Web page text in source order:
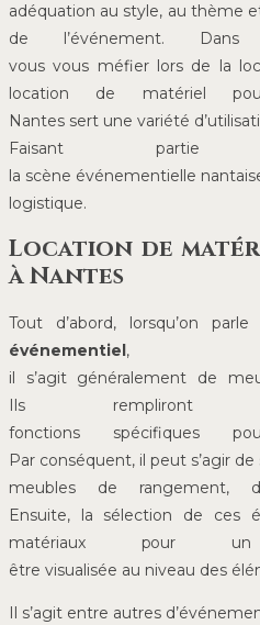
adéquation au style, au thème
de l’événement.
vous vous méfier lors de la
location de matériel
Nantes sert une variété
Faisant partie
la scène événementielle
logistique.
Location de
à Nantes
Tout d’abord, lorsqu’on
événementiel ,
il s’agit généralement de
Ils rempliront
fonctions spécifiques
Par conséquent, il peut s’agir
meubles de rangement,
Ensuite, la sélection de ces
matériaux pour
être visualisée au niveau des
Il s’agit entre autres